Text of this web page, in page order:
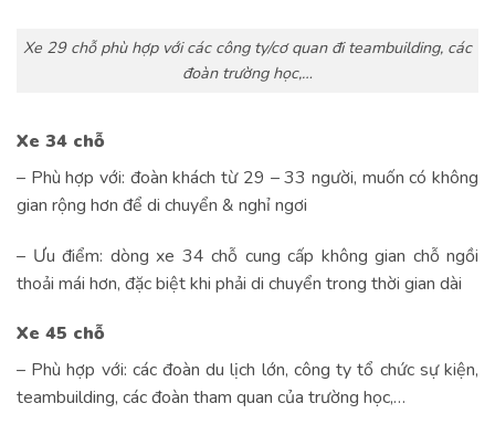
Xe 29 chỗ phù hợp với các công ty/cơ quan đi teambuilding, các
đoàn trường học,…
Xe 34 chỗ
– Phù hợp với: đoàn khách từ 29 – 33 người, muốn có không
gian rộng hơn để di chuyển & nghỉ ngơi
– Ưu điểm: dòng xe 34 chỗ cung cấp không gian chỗ ngồi
thoải mái hơn, đặc biệt khi phải di chuyển trong thời gian dài
Xe 45 chỗ
– Phù hợp với: các đoàn du lịch lớn, công ty tổ chức sự kiện,
teambuilding, các đoàn tham quan của trường học,…